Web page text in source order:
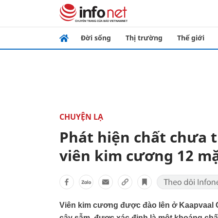
Đời sống Thị trường Thế giới
CHUYỆN LẠ
Phát hiện chất
viên kim cương 12
Viên kim cương được đào lên ở Kaapvaal